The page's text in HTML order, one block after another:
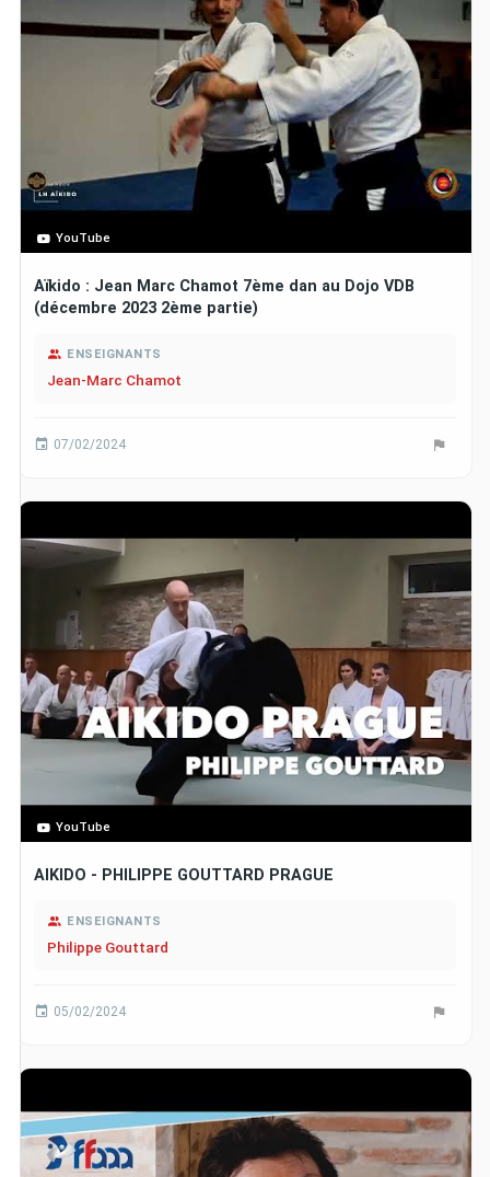
YouTube
Aïkido : Jean Marc Chamot 7ème dan au Dojo VDB
(décembre 2023 2ème partie)
ENSEIGNANTS
Jean-Marc Chamot
07/02/2024
YouTube
AIKIDO - PHILIPPE GOUTTARD PRAGUE
ENSEIGNANTS
Philippe Gouttard
05/02/2024